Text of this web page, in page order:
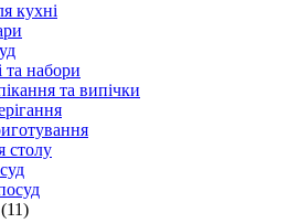
кухні
та набори
та випічки
столу
(11)